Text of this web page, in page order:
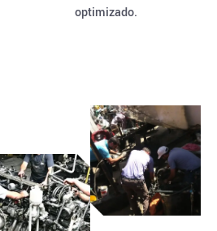
optimizado.